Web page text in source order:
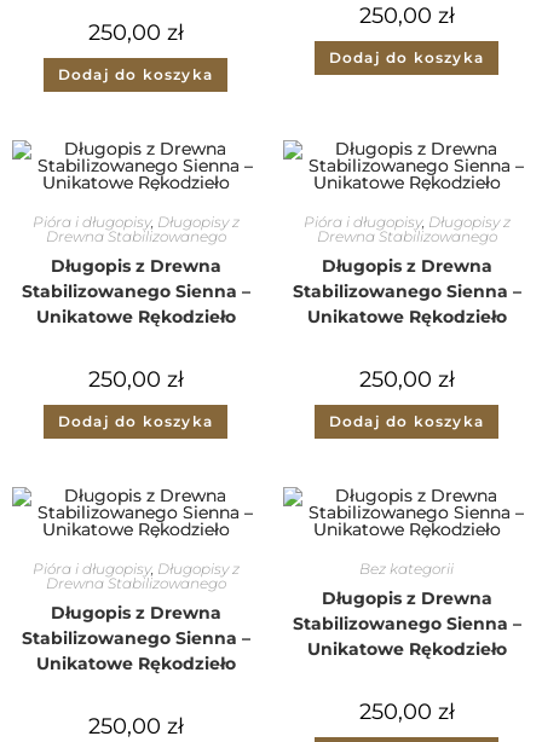
250,00 zł
Dodaj do koszyka
250,00 zł
Dodaj do koszyka
Pióra i długopisy, Długopisy z
Drewna Stabilizowanego
Długopis z Drewna
Stabilizowanego Sienna –
Unikatowe Rękodzieło
250,00 zł
Dodaj do koszyka
Pióra i długopisy, Długopisy z
Drewna Stabilizowanego
Długopis z Drewna
Stabilizowanego Sienna –
Unikatowe Rękodzieło
250,00 zł
Dodaj do koszyka
Pióra i długopisy, Długopisy z
Drewna Stabilizowanego
Długopis z Drewna
Stabilizowanego Sienna –
Unikatowe Rękodzieło
250,00 zł
Bez kategorii
Długopis z Drewna
Stabilizowanego Sienna –
Unikatowe Rękodzieło
250,00 zł